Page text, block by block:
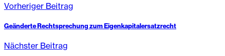
Vorheriger Beitrag
Geänderte Rechtsprechung zum Eigenkapitalersatzrecht
Nächster Beitrag